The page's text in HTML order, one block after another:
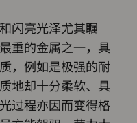
闪亮光泽尤其瞩
重的金属之一，具
，例如是极强的耐
地却十分柔软、具
过程亦因而变得格